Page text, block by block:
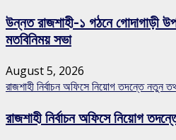
উন্নত রাজশাহী-১ গঠনে গোদাগাড়ী
মতবিনিময় সভা
August 5, 2026
রাজশাহী নির্বাচন অফিসে নিয়োগ তদন্তে নতুন
রাজশাহী নির্বাচন অফিসে নিয়োগ